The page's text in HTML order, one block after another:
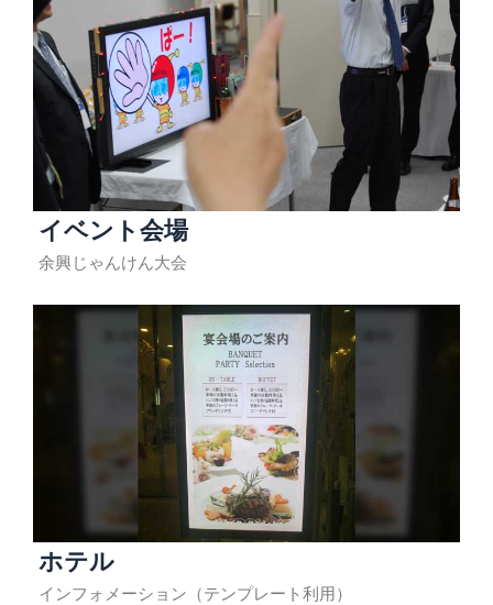
イベント会場
余興じゃんけん大会
ホテル
インフォメーション（テンプレート利用）